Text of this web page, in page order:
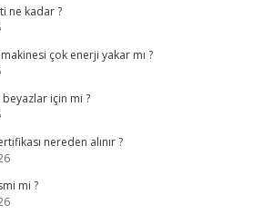
ne kadar ?
makinesi çok enerji yakar mı ?
için mi ?
nereden alınır ?
mi ?